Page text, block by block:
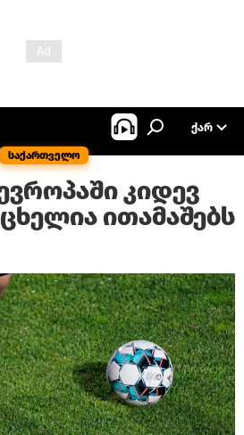
საქართველო
ᲥᲐᲠ
კიდევ
ითამაშებს